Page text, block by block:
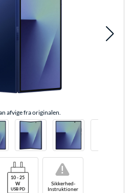
afvige fra originalen.
Sikkerhed-
Instruktioner
!